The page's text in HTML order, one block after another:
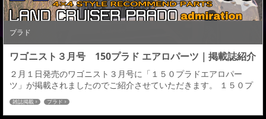
プラド
ワゴニスト３月号 150プラド エアロパーツ｜掲載誌紹介
２月１日発売のワゴニスト３月号に「１５０プラドエアロパー
ツ」が掲載されましたのでご紹介させていただきます。 １５０プ
ラド エアロキット スキッドプレートをモチーフとした貼り付け系
エアロパーツは手軽かつ純正からの代わり映え感を与えるドレス
雑誌掲載 プラド